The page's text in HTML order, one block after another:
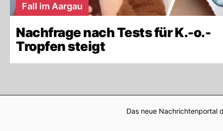
Fall im Aargau
Nachfrage nach Tests für K.-o.-
Tropfen steigt
Das neue Nachrichtenportal